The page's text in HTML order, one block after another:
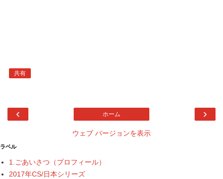
共有
‹ ›
ホーム
ウェブ バージョンを表示
ラベル
1.ごあいさつ（プロフィール）
2017年CS/日本シリーズ